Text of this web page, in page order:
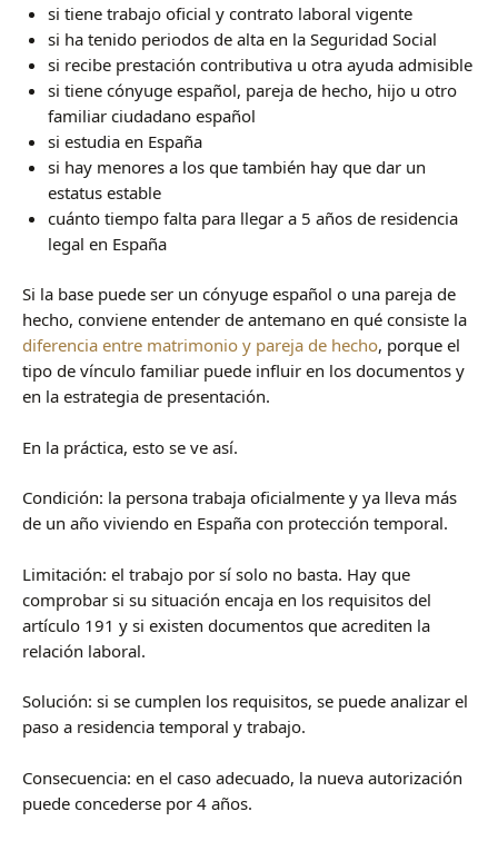
si tiene trabajo oficial y contrato laboral vigente
si ha tenido periodos de alta en la Seguridad Social
si recibe prestación contributiva u otra ayuda admisible
si tiene cónyuge español, pareja de hecho, hijo u otro
familiar ciudadano español
si estudia en España
si hay menores a los que también hay que dar un
estatus estable
cuánto tiempo falta para llegar a 5 años de residencia
legal en España
Si la base puede ser un cónyuge español o una pareja de
hecho, conviene entender de antemano en qué consiste la
diferencia entre matrimonio y pareja de hecho, porque el
tipo de vínculo familiar puede influir en los documentos y
en la estrategia de presentación.
En la práctica, esto se ve así.
Condición: la persona trabaja oficialmente y ya lleva más
de un año viviendo en España con protección temporal.
Limitación: el trabajo por sí solo no basta. Hay que
comprobar si su situación encaja en los requisitos del
artículo 191 y si existen documentos que acrediten la
relación laboral.
Solución: si se cumplen los requisitos, se puede analizar el
paso a residencia temporal y trabajo.
Consecuencia: en el caso adecuado, la nueva autorización
puede concederse por 4 años.